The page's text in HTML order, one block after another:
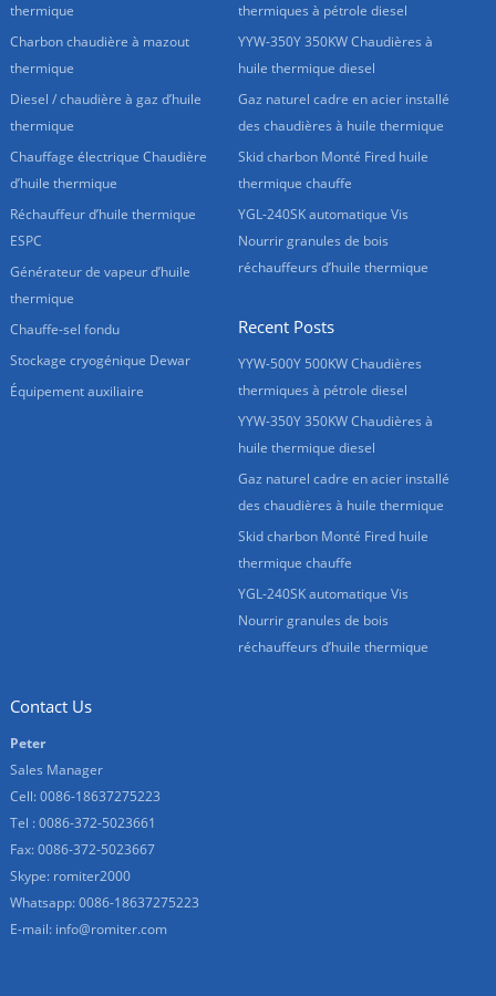
thermique
Charbon chaudière à mazout
thermique
Diesel / chaudière à gaz d’huile
thermique
Chauffage électrique Chaudière
d’huile thermique
Réchauffeur d’huile thermique
ESPC
Générateur de vapeur d’huile
thermique
Chauffe-sel fondu
Stockage cryogénique Dewar
Équipement auxiliaire
thermiques à pétrole diesel
YYW-350Y 350KW Chaudières à
huile thermique diesel
Gaz naturel cadre en acier installé
des chaudières à huile thermique
Skid charbon Monté Fired huile
thermique chauffe
YGL-240SK automatique Vis
Nourrir granules de bois
réchauffeurs d’huile thermique
Recent Posts
YYW-500Y 500KW Chaudières
thermiques à pétrole diesel
YYW-350Y 350KW Chaudières à
huile thermique diesel
Gaz naturel cadre en acier installé
des chaudières à huile thermique
Skid charbon Monté Fired huile
thermique chauffe
YGL-240SK automatique Vis
Nourrir granules de bois
réchauffeurs d’huile thermique
Contact Us
Peter
Sales Manager
Cell: 0086-18637275223
Tel : 0086-372-5023661
Fax: 0086-372-5023667
Skype: romiter2000
Whatsapp:0086-18637275223
E-mail: info@romiter.com